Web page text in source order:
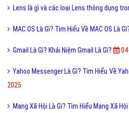
Lens là gì và các loại Lens thông dụng
MAC OS Là Gì? Tìm Hiểu Về MAC OS Là
Gmail Là Gì? Khái Niệm Gmail Là Gì?
Yahoo Messenger Là Gì? Tìm Hiểu Về
2025
Mạng Xã Hội Là Gì? Tìm Hiểu Mạng Xã Hội